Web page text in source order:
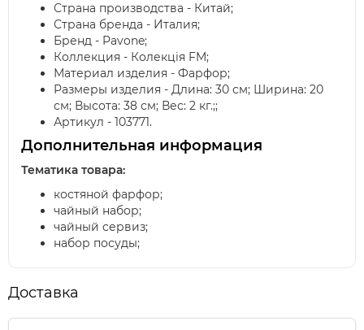
Страна производства - Китай;
Страна бренда - Италия;
Бренд - Pavone;
Коллекция - Колекція FM;
Материал изделия - Фарфор;
Размеры изделия - Длина: 30 см; Ширина: 20
см; Высота: 38 см; Вес: 2 кг.;;
Артикул - 103771.
Дополнительная информация
Тематика товара:
костяной фарфор;
чайный набор;
чайный сервиз;
набор посуды;
Доставка